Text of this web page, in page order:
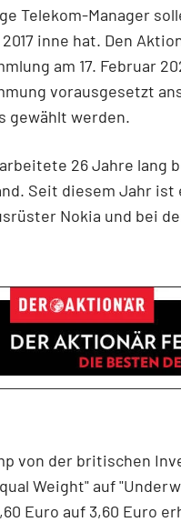
Telekom-Manager
inne hat. Den
am 17. Februar
vorausgesetzt
gewählt werden.
26 Jahre lang
Seit diesem Jahr
Nokia und bei
von der britischen
Weight" auf
Euro auf 3,60 Euro